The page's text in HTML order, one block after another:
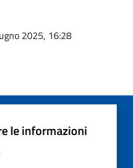
2025, 16:28
le informazioni